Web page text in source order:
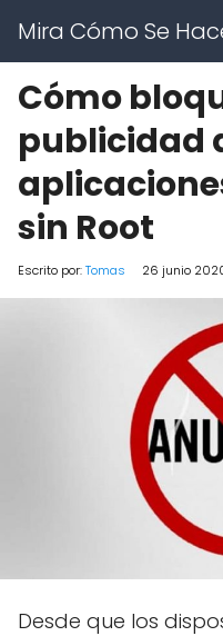
Mira Cómo Se
Cómo
publicidad
sin Root
Escrito por:Tomas 26 junio
Desde que los